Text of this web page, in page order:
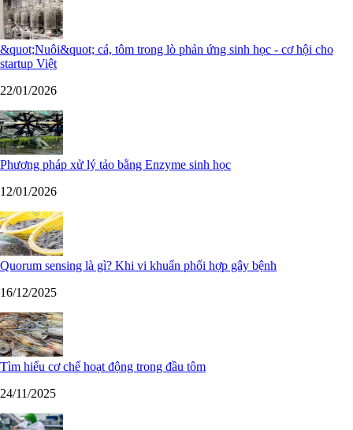
&quot;Nuôi&quot; cá, tôm trong lò phản ứng sinh học - cơ hội cho
startup Việt
22/01/2026
Phương pháp xử lý tảo bằng Enzyme sinh học
12/01/2026
Quorum sensing là gì? Khi vi khuẩn phối hợp gây bệnh
16/12/2025
Tìm hiểu cơ chế hoạt động trong đầu tôm
24/11/2025